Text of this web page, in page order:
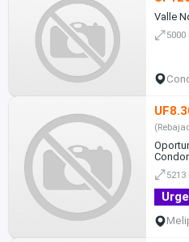
Valle
5000
5213